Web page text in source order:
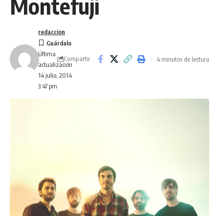
Montefuji
Última
actualización
14 julio, 2014
3:47 pm
redaccion
Compartir 4 minutos de lectura